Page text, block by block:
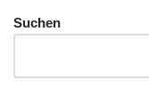
Suchen